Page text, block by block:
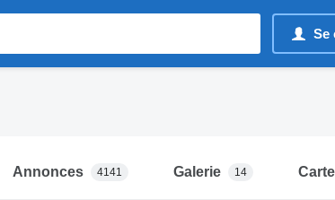
Se
Annonces 4141 Galerie 14 Carte